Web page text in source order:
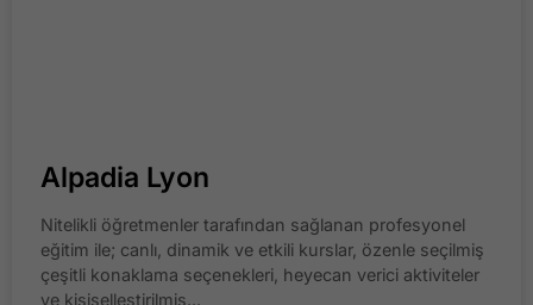
Alpadia Lyon
Nitelikli öğretmenler tarafından sağlanan profesyonel
eğitim ile; canlı, dinamik ve etkili kurslar, özenle seçilmiş
çeşitli konaklama seçenekleri, heyecan verici aktiviteler
ve kişiselleştirilmiş...